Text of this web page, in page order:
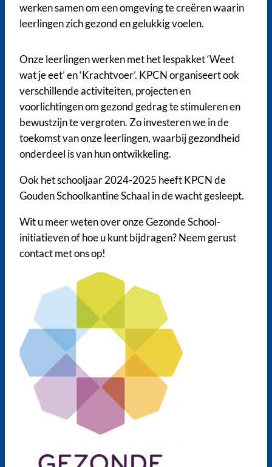
werken samen om een omgeving te creëren waarin
leerlingen zich gezond en gelukkig voelen.
Onze leerlingen werken met het lespakket ‘Weet
wat je eet’ en ‘Krachtvoer’. KPCN organiseert ook
verschillende activiteiten, projecten en
voorlichtingen om gezond gedrag te stimuleren en
bewustzijn te vergroten. Zo investeren we in de
toekomst van onze leerlingen, waarbij gezondheid
onderdeel is van hun ontwikkeling.
Ook het schooljaar 2024-2025 heeft KPCN de
Gouden Schoolkantine Schaal in de wacht gesleept.
Wit u meer weten over onze Gezonde School-
initiatieven of hoe u kunt bijdragen? Neem gerust
contact met ons op!